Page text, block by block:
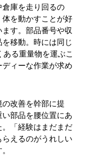
庫を走り回るの
を動かすことが好
す。部品番号や収
移動。時には同じ
る重量物を運ぶこ
ィーな作業が求め
改善を幹部に提
部品を腰位置にあ
「経験はまだまだ
えるのがうれしい